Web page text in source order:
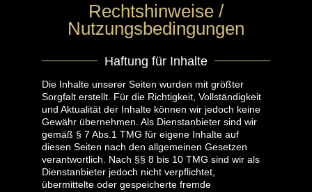
Rechtshinweise /
Nutzungsbedingungen
Haftung für Inhalte
Die Inhalte unserer Seiten wurden mit größter
Sorgfalt erstellt. Für die Richtigkeit, Vollständigkeit
und Aktualität der Inhalte können wir jedoch keine
Gewähr übernehmen. Als Dienstanbieter sind wir
gemäß § 7 Abs.1 TMG für eigene Inhalte auf
diesen Seiten nach den allgemeinen Gesetzen
verantwortlich. Nach §§ 8 bis 10 TMG sind wir als
Dienstanbieter jedoch nicht verpflichtet,
übermittelte oder gespeicherte fremde